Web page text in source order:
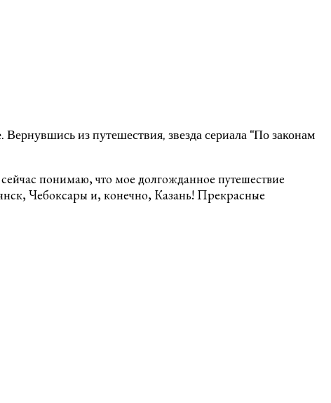
из путешествия, звезда сериала “По законам
понимаю, что мое долгожданное путешествие
Чебоксары и, конечно, Казань! Прекрасные